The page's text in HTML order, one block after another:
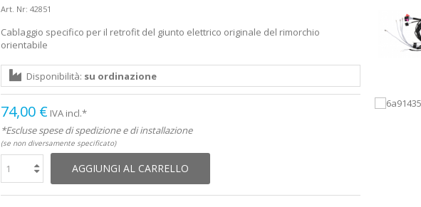
Art. Nr: 42851
Cablaggio specifico per il retrofit del giunto elettrico originale del rimorchio
orientabile
Disponibilità: su ordinazione
74,00 € IVA incl.*
*Escluse spese di spedizione e di installazione
(se non diversamente specificato)
AGGIUNGI AL CARRELLO